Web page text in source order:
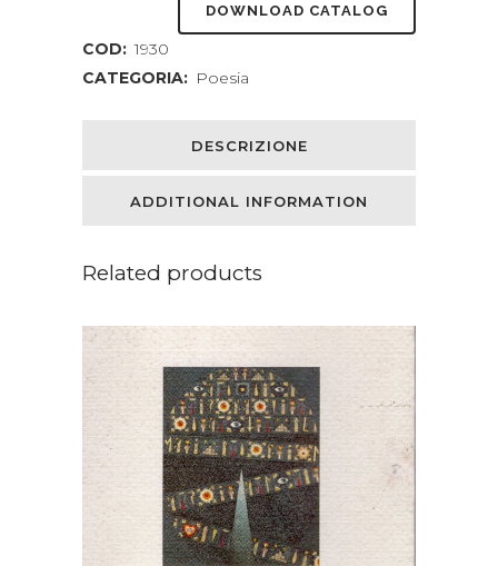
nome
quantity
DOWNLOAD CATALOG
COD: 1930
CATEGORIA: Poesia
DESCRIZIONE
ADDITIONAL INFORMATION
Related products